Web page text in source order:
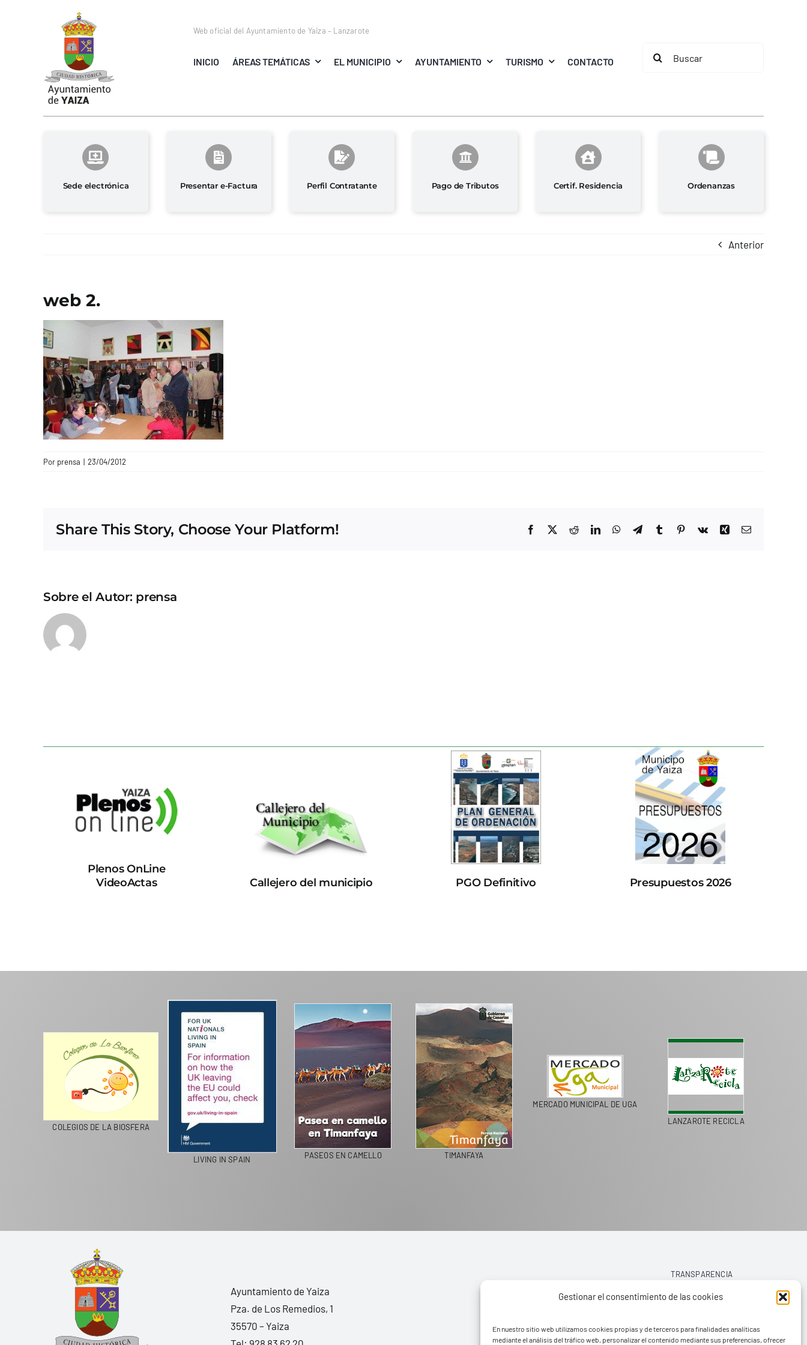
Gestionar el consentimiento de las cookies
En nuestro sitio web utilizamos cookies propias y de terceros para finalidades analíticas
mediante el análisis del tráfico web, personalizar el contenido mediante sus preferencias, ofrecer
Web oficial del Ayuntamiento de Yaiza – Lanzarote
INICIO ÁREAS TEMÁTICAS EL MUNICIPIO AYUNTAMIENTO TURISMO CONTACTO
Buscar:
Sede electrónica Presentar e-Factura Perfil Contratante Pago de Tributos Certif. Residencia Ordenanzas
Anterior
web 2.
Por prensa | 23/04/2012
Share This Story, Choose Your Platform! Facebook
X RedditLinkedInWhatsApp
TelegramTumblrPinterest
Vk Xing Correo
Sobre el Autor: prensa
Plenos OnLine
VideoActas
Callejero del municipio PGO Definitivo Presupuestos 2026
COLEGIOS DE LA BIOSFERA
LIVING IN SPAIN PASEOS EN CAMELLO TIMANFAYA
MERCADO MUNICIPAL DE UGA
LANZAROTE RECICLA
Ayuntamiento de Yaiza
Pza. de Los Remedios, 1
35570 – Yaiza
TRANSPARENCIA
AVISO LEGAL
POLÍTICA DE PRIVACIDAD